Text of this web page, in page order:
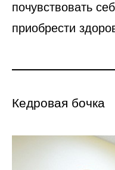
почувствовать
приобрести
Кедровая бочка